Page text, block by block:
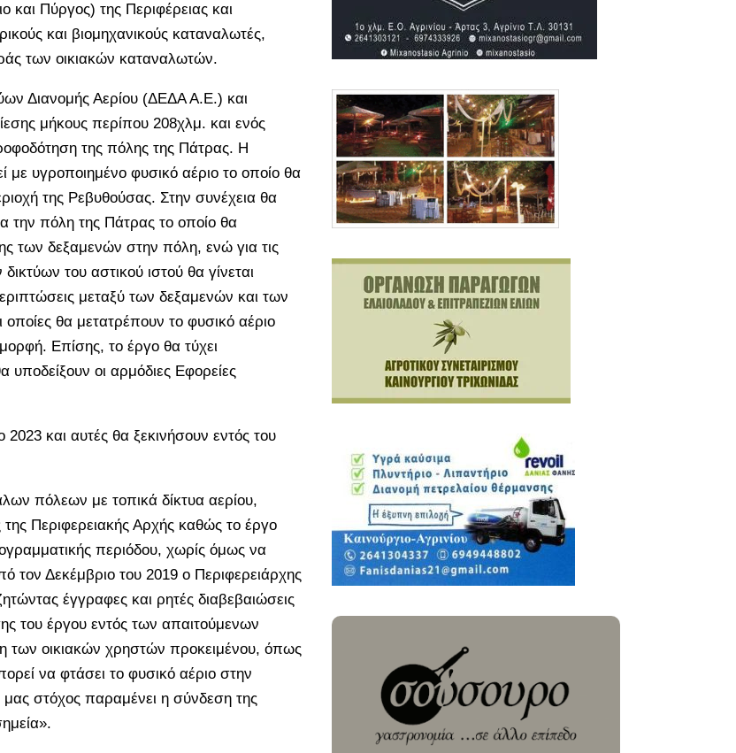
και Πύργος) της Περιφέρειας και
και βιομηχανικούς καταναλωτές,
των οικιακών καταναλωτών.
Διανομής Αερίου (ΔΕΔΑ Α.Ε.) και
μήκους περίπου 208χλμ. και ενός
της πόλης της Πάτρας. Η
υγροποιημένο φυσικό αέριο το οποίο θα
της Ρεβυθούσας. Στην συνέχεια θα
την πόλη της Πάτρας το οποίο θα
των δεξαμενών στην πόλη, ενώ για τις
του αστικού ιστού θα γίνεται
μεταξύ των δεξαμενών και των
θα μετατρέπουν το φυσικό αέριο
Επίσης, το έργο θα τύχει
υποδείξουν οι αρμόδιες Εφορείες
και αυτές θα ξεκινήσουν εντός του
πόλεων με τοπικά δίκτυα αερίου,
Περιφερειακής Αρχής καθώς το έργο
περιόδου, χωρίς όμως να
τον Δεκέμβριο του 2019 ο Περιφερειάρχης
έγγραφες και ρητές διαβεβαιώσεις
του έργου εντός των απαιτούμενων
των οικιακών χρηστών προκειμένου, όπως
να φτάσει το φυσικό αέριο στην
στόχος παραμένει η σύνδεση της